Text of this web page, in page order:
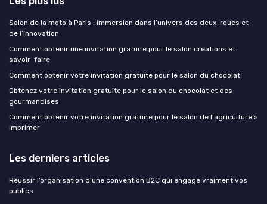
Salon de la moto à Paris : immersion dans l’univers des deux-roues et
de l’innovation
Comment obtenir une invitation gratuite pour le salon créations et
savoir-faire
Comment obtenir votre invitation gratuite pour le salon du chocolat
Obtenez votre invitation gratuite pour le salon du chocolat et des
gourmandises
Comment obtenir votre invitation gratuite pour le salon de l'agriculture à
imprimer
Les derniers articles
Réussir l’organisation d’une convention B2C qui engage vraiment vos
publics